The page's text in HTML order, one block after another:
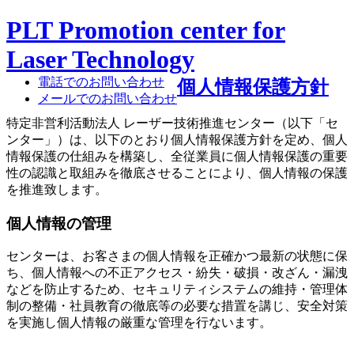
PLT Promotion center for
Laser Technology
電話でのお問い合わせ
メールでのお問い合わせ
個人情報保護方針
特定非営利活動法人 レーザー技術推進センター（以下「セ
ンター」）は、以下のとおり個人情報保護方針を定め、個人
情報保護の仕組みを構築し、全従業員に個人情報保護の重要
性の認識と取組みを徹底させることにより、個人情報の保護
を推進致します。
個人情報の管理
センターは、お客さまの個人情報を正確かつ最新の状態に保
ち、個人情報への不正アクセス・紛失・破損・改ざん・漏洩
などを防止するため、セキュリティシステムの維持・管理体
制の整備・社員教育の徹底等の必要な措置を講じ、安全対策
を実施し個人情報の厳重な管理を行ないます。